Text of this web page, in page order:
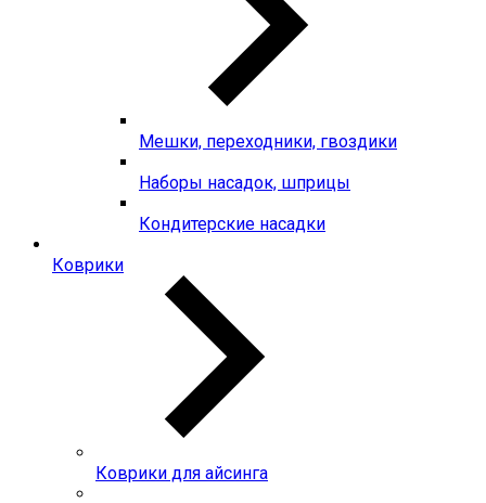
Мешки, переходники, гвоздики
Наборы насадок, шприцы
Кондитерские насадки
Коврики
Коврики для айсинга